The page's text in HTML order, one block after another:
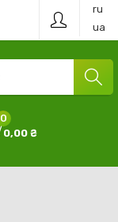
ru
ua
0
0,00 ₴